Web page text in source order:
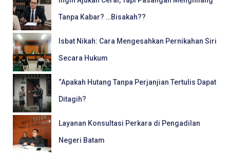
Tanpa Kabar? …Bisakah??
Isbat Nikah: Cara Mengesahkan Pernikahan Siri
Secara Hukum
“Apakah Hutang Tanpa Perjanjian Tertulis Dapat
Ditagih?
Layanan Konsultasi Perkara di Pengadilan
Negeri Batam